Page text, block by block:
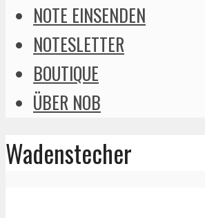
NOTE EINSENDEN
NOTESLETTER
BOUTIQUE
ÜBER NOB
Wadenstecher